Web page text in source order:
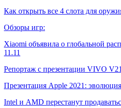
Как открыть все 4 слота для
Обзоры игр:
Xiaomi объявила о глобальной
11.11
Репортаж с презентации VIVO
Презентация Apple 2021:
Intel и AMD перестанут